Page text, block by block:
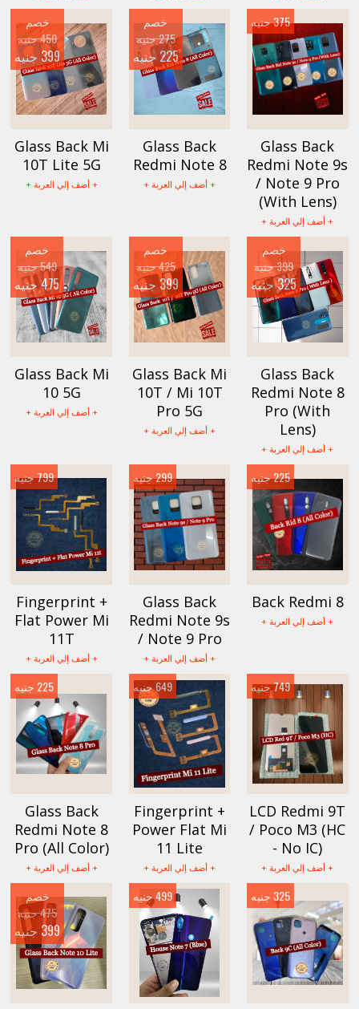
Glass Back
Redmi Note 9s
/ Note 9 Pro
(With Lens)
+ أضف إلي العربة +
375 جنيه
Glass Back
Redmi Note 8
+ أضف إلي العربة +
خصم
275 جنيه
225 جنيه
Glass Back Mi
10T Lite 5G
+ أضف إلي العربة +
خصم
450 جنيه
399 جنيه
Glass Back
Redmi Note 8
Pro (With
Lens)
+ أضف إلي العربة +
خصم
399 جنيه
325 جنيه
Glass Back Mi
10T / Mi 10T
Pro 5G
+ أضف إلي العربة +
خصم
425 جنيه
399 جنيه
Glass Back Mi
10 5G
+ أضف إلي العربة +
خصم
549 جنيه
475 جنيه
Back Redmi 8
+ أضف إلي العربة +
225 جنيه
Glass Back
Redmi Note 9s
/ Note 9 Pro
+ أضف إلي العربة +
299 جنيه
Fingerprint +
Flat Power Mi
11T
+ أضف إلي العربة +
799 جنيه
LCD Redmi 9T
/ Poco M3 (HC
- No IC)
+ أضف إلي العربة +
749 جنيه
Fingerprint +
Power Flat Mi
11 Lite
+ أضف إلي العربة +
649 جنيه
Glass Back
Redmi Note 8
Pro (All Color)
+ أضف إلي العربة +
225 جنيه
325 جنيه 499 جنيه
خصم
475 جنيه
399 جنيه